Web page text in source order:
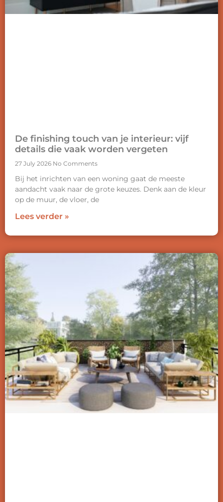
De finishing touch van je interieur: vijf
details die vaak worden vergeten
27 July 2026 No Comments
Bij het inrichten van een woning gaat de meeste
aandacht vaak naar de grote keuzes. Denk aan de kleur
op de muur, de vloer, de
Lees verder »